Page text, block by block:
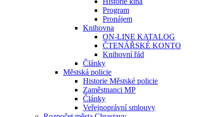
Program
Pronájem
Knihovna
ON-LINE KATALOG
ČTENÁŘSKÉ KONTO
Knihovní řád
Články
Městská policie
Historie Městské policie
Zaměstnanci MP
Články
Veřejnoprávní smlouvy